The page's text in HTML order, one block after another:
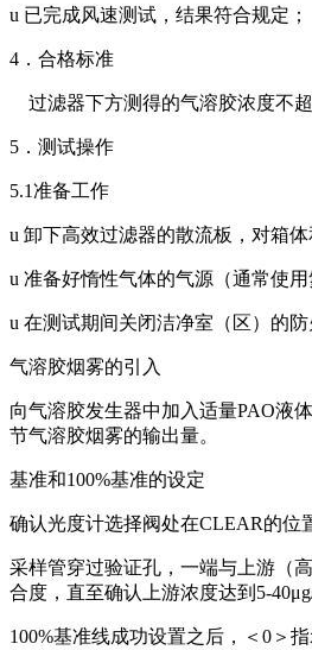
u 已完成风速测试，结果符合规定；
4．合格标准
过滤器下方测得的气溶胶浓度不超
5．测试操作
5.1准备工作
u 卸下高效过滤器的散流板，对箱
u 准备好惰性气体的气源（通常使用
u 在测试期间关闭洁净室（区）的
气溶胶烟雾的引入
向气溶胶发生器中加入适量PAO液
节气溶胶烟雾的输出量。
基准和100%基准的设定
确认光度计选择阀处在CLEAR的位
采样管穿过验证孔，一端与上游（
合度，直至确认上游浓度达到5-
100%基准线成功设置之后，＜0＞